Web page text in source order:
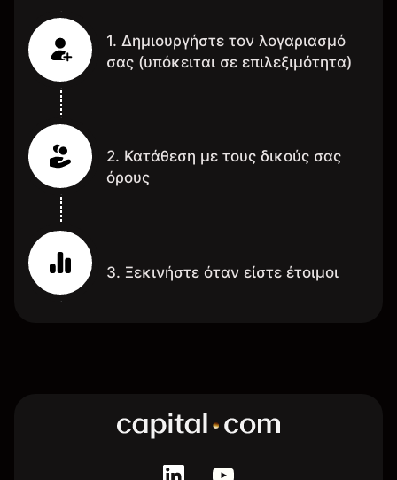
1. Δημιουργήστε τον λογαριασμό
σας (υπόκειται σε επιλεξιμότητα)
2. Κατάθεση με τους δικούς σας
όρους
3. Ξεκινήστε όταν είστε έτοιμοι